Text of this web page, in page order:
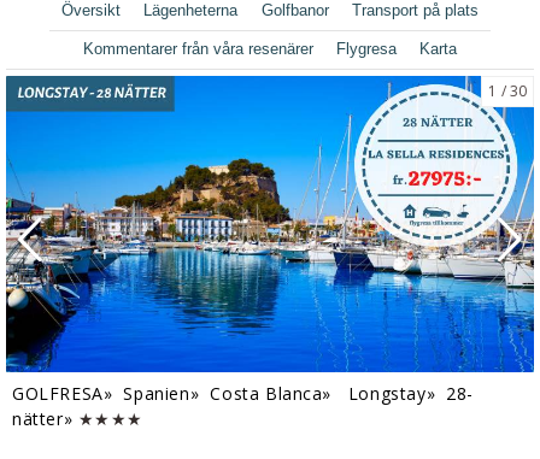
Översikt Lägenheterna Golfbanor Transport på plats
Kommentarer från våra resenärer Flygresa Karta
1 30
GOLFRESA» Spanien» Costa Blanca»
Longstay» 28-
nätter» ★★★★